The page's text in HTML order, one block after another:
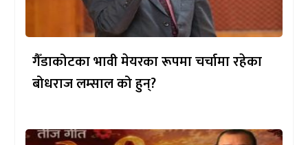
गैँडाकोटका भावी मेयरका रूपमा चर्चामा रहेका
बोधराज लम्साल को हुन्?